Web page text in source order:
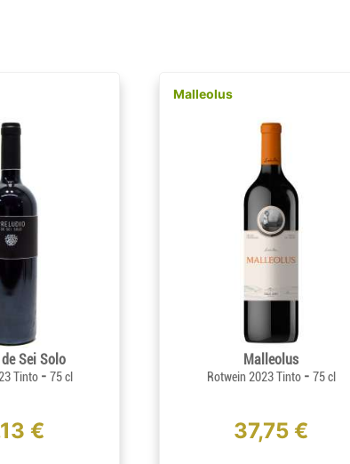
Sei Solo
Tinto - 75 cl
€
Malleolus
Malleolus
Rotwein 2023 Tinto - 75 cl
37,75 €